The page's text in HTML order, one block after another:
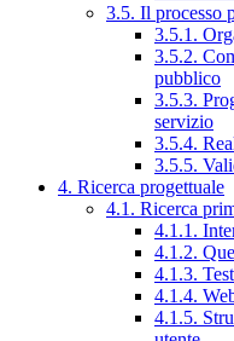
3.5. Il processo
3.5.1.
3.5.2.
pubblico
3.5.3.
servizio
3.5.4.
3.5.5.
4. Ricerca progettuale
4.1. Ricerca
4.1.1.
4.1.2.
4.1.3.
4.1.4.
4.1.5.